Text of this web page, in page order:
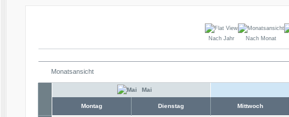
Nach Jahr Nach Monat
Monatsansicht
Mai
Montag Dienstag Mittwoch